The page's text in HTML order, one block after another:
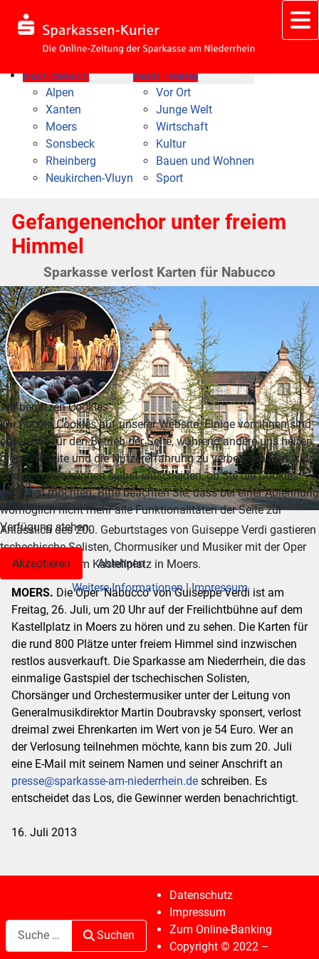
Nach Bereich
Alpen
Xanten
Moers
Sonsbeck
Rheinberg
Neukirchen-Vluyn
Nach Thema
Vor Ort
Junge Welt
Wirtschaft
Kultur
Bauen und Wohnen
Sport
Gefangenenchor unter freiem
Himmel
Sparkasse verlost Karten für Nabucco
Anlässlich des 200. Geburtstages von Guiseppe Verdi gastieren
tschechische Solisten, Chormusiker und Musiker mit der Oper
Nabucco auf dem Kastellplatz in Moers.
MOERS. Die Oper 'Nabucco' von Guiseppe Verdi ist am
Freitag, 26. Juli, um 20 Uhr auf der Freilichtbühne auf dem
Kastellplatz in Moers zu hören und zu sehen. Die Karten für
die rund 800 Plätze unter freiem Himmel sind inzwischen
restlos ausverkauft. Die Sparkasse am Niederrhein, die das
einmalige Gastspiel der tschechischen Solisten,
Chorsänger und Orchestermusiker unter der Leitung von
Generalmusikdirektor Martin Doubravsky sponsert, verlost
dreimal zwei Ehrenkarten im Wert von je 54 Euro. Wer an
der Verlosung teilnehmen möchte, kann bis zum 20. Juli
eine E-Mail mit seinem Namen und seiner Anschrift an
presse@sparkasse-am-niederrhein.de schreiben. Es
entscheidet das Los, die Gewinner werden benachrichtigt.
16. Juli 2013
Suchen
Suchen
Datenschutz
Impressum
Zum Online-Banking
Copyright © 2022 –
Wir benutzen Cookies
Wir nutzen Cookies auf unserer Website. Einige von ihnen sind
essenziell für den Betrieb der Seite, während andere uns helfen,
diese Website und die Nutzererfahrung zu verbessern (Tracking
Cookies). Sie können selbst entscheiden, ob Sie die Cookies
zulassen möchten. Bitte beachten Sie, dass bei einer Ablehnung
womöglich nicht mehr alle Funktionalitäten der Seite zur
Verfügung stehen.
Akzeptieren
Ablehnen
Weitere Informationen|Impressum